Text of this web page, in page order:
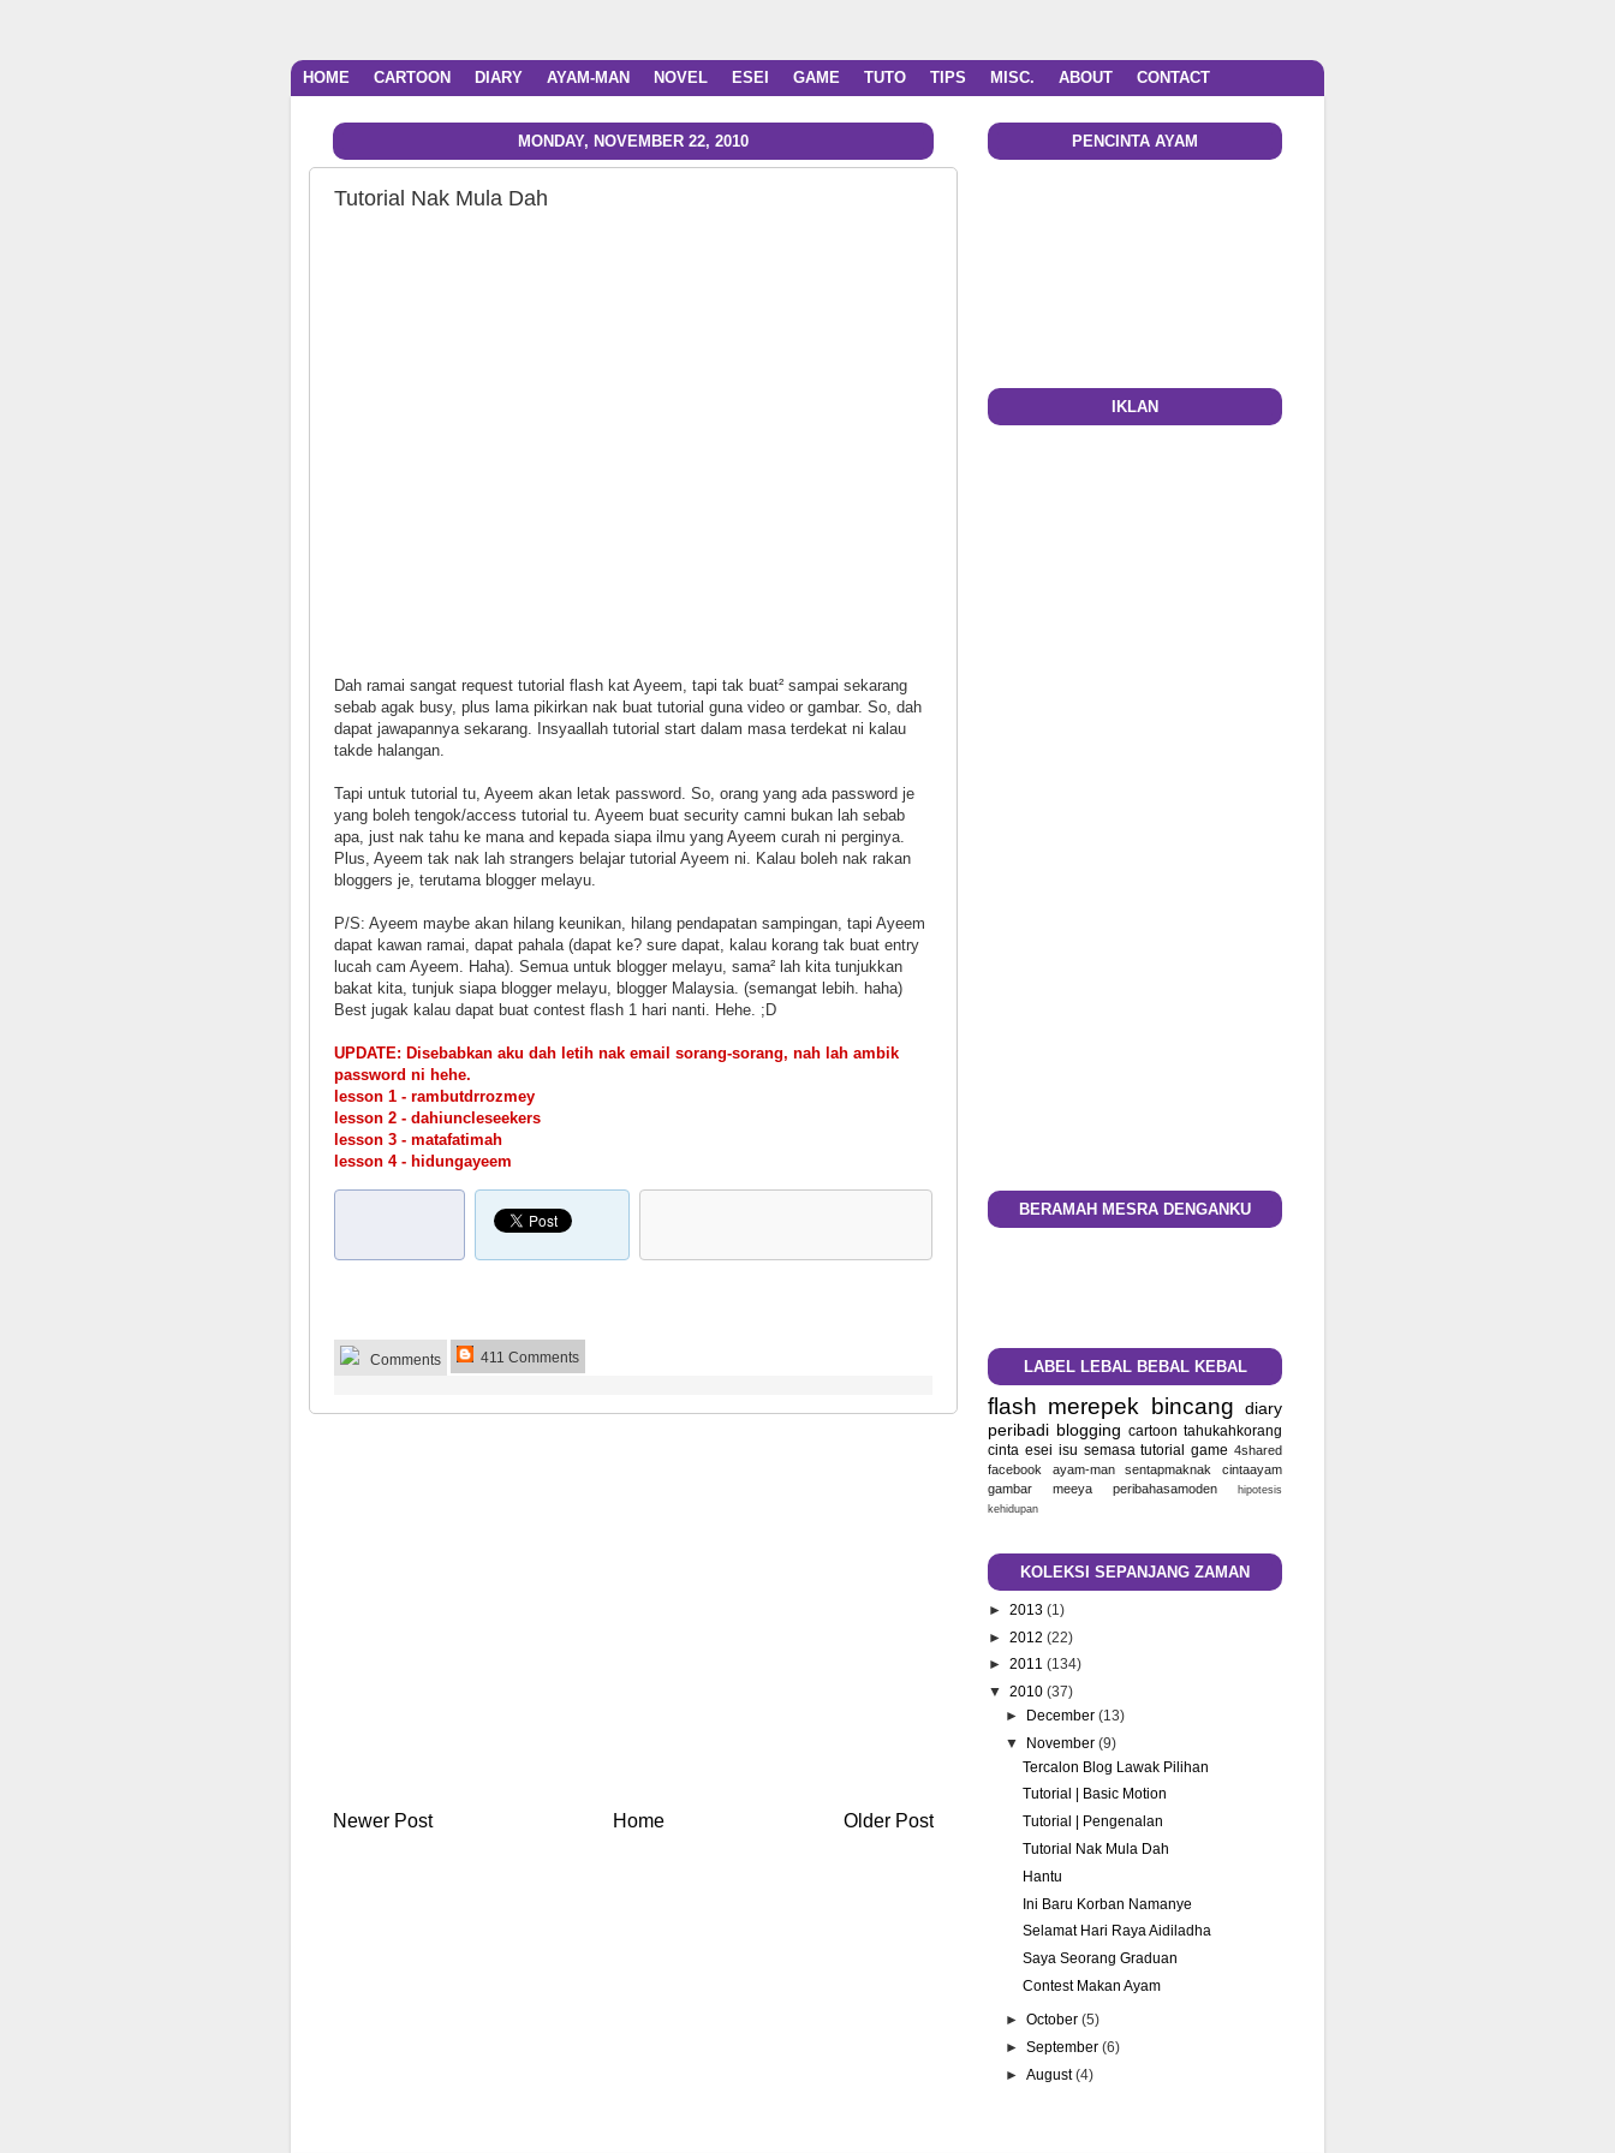
HOME CARTOON DIARY AYAM-MAN NOVEL ESEI GAME TUTO TIPS MISC. ABOUT CONTACT
MONDAY, NOVEMBER 22, 2010
Tutorial Nak Mula Dah
Dah ramai sangat request tutorial flash kat Ayeem, tapi tak buat² sampai sekarang
sebab agak busy, plus lama pikirkan nak buat tutorial guna video or gambar. So, dah
dapat jawapannya sekarang. Insyaallah tutorial start dalam masa terdekat ni kalau
takde halangan.
Tapi untuk tutorial tu, Ayeem akan letak password. So, orang yang ada password je
yang boleh tengok/access tutorial tu. Ayeem buat security camni bukan lah sebab
apa, just nak tahu ke mana and kepada siapa ilmu yang Ayeem curah ni perginya.
Plus, Ayeem tak nak lah strangers belajar tutorial Ayeem ni. Kalau boleh nak rakan
bloggers je, terutama blogger melayu.
P/S: Ayeem maybe akan hilang keunikan, hilang pendapatan sampingan, tapi Ayeem
dapat kawan ramai, dapat pahala (dapat ke? sure dapat, kalau korang tak buat entry
lucah cam Ayeem. Haha). Semua untuk blogger melayu, sama² lah kita tunjukkan
bakat kita, tunjuk siapa blogger melayu, blogger Malaysia. (semangat lebih. haha)
Best jugak kalau dapat buat contest flash 1 hari nanti. Hehe. ;D
UPDATE: Disebabkan aku dah letih nak email sorang-sorang, nah lah ambik
password ni hehe.
lesson 1 - rambutdrrozmey
lesson 2 - dahiuncleseekers
lesson 3 - matafatimah
lesson 4 - hidungayeem
Comments 411 Comments
Newer Post Older Post
Home
PENCINTA AYAM
IKLAN
BERAMAH MESRA DENGANKU
LABEL LEBAL BEBAL KEBAL
flash merepek bincang
diary
peribadi blogging cartoon tahukahkorang
cinta esei isu semasa tutorial game 4shared
facebook
ayam-man sentapmaknak
cintaayam
gambar
meeya peribahasamoden
hipotesis
kehidupan
KOLEKSI SEPANJANG ZAMAN
► 2013 (1)
► 2012 (22)
► 2011 (134)
▼ 2010 (37)
►
December(13)
▼ November(9)
Tercalon Blog Lawak Pilihan
Tutorial | Basic Motion
Tutorial | Pengenalan
Tutorial Nak Mula Dah
Hantu
Ini Baru Korban Namanye
Selamat Hari Raya Aidiladha
Saya Seorang Graduan
Contest Makan Ayam
►October(5)
►September(6)
►August(4)